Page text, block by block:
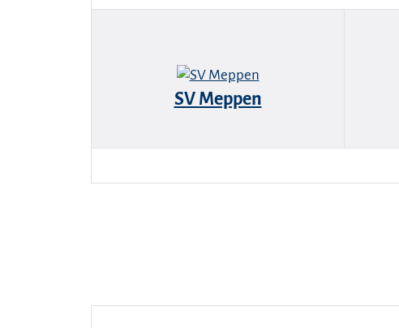
SV Meppen